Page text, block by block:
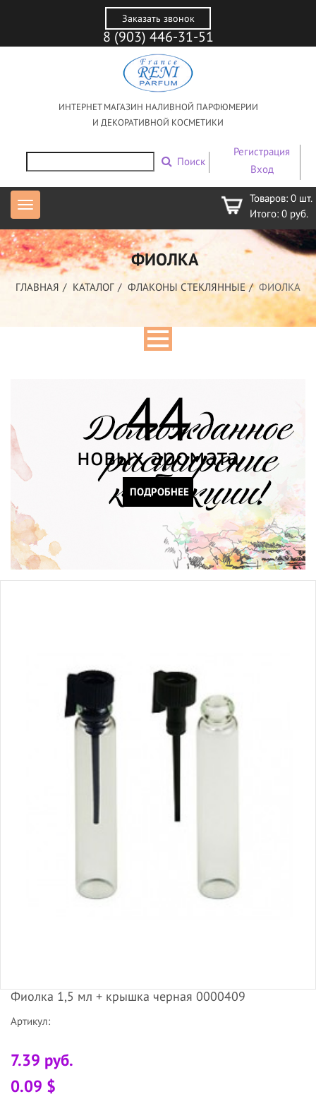
Заказать звонок
8 (903) 446-31-51
ИНТЕРНЕТ МАГАЗИН НАЛИВНОЙ ПАРФЮМЕРИИ
И ДЕКОРАТИВНОЙ КОСМЕТИКИ
Поиск
Регистрация
Вход
Товаров: 0 шт.
Итого: 0 руб.
ФИОЛКА
ГЛАВНАЯ КАТАЛОГ ФЛАКОНЫ СТЕКЛЯННЫЕ ФИОЛКА
44
новых аромата
ПОДРОБНЕЕ
Фиолка 1,5 мл + крышка черная 0000409
Артикул:
7.39 руб.
0.09 $